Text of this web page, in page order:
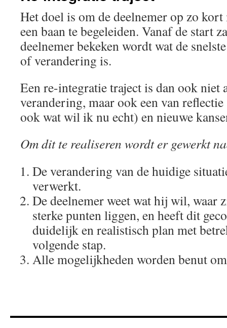
Het doel is om de deelnemer op zo
een baan te begeleiden. Vanaf de start
deelnemer bekeken wordt wat de
of verandering is.
Een re-integratie traject is dan ook niet
verandering, maar ook een van
ook wat wil ik nu echt) en nieuwe
Om dit te realiseren wordt er gewerkt
De verandering van de huidige
verwerkt.
De deelnemer weet wat hij wil, waar
sterke punten liggen, en heeft dit
duidelijk en realistisch plan met
volgende stap.
Alle mogelijkheden worden benut